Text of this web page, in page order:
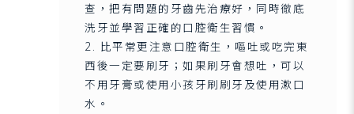
查，把有問題的牙齒先治療好，同時徹底
洗牙並學習正確的口腔衛生習慣。
2. 比平常更注意口腔衛生，嘔吐或吃完東
西後一定要刷牙；如果刷牙會想吐，可以
不用牙膏或使用小孩牙刷刷牙及使用漱口
水。